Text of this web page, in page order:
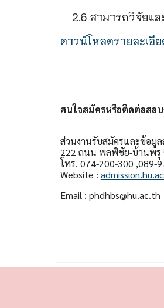
2.6 สามารถวิจัยแ
ดาวน์โหลดรายละเอี
สนใจสมัครหรือติดต่อสอ
ส่วนงานรับสมัครและข้อมู
222 ถนน พลพิชัย-บ้านพรุ
โทร. 074-200-300 ,089-
Website :
Email : phdhbs@hu.ac.th